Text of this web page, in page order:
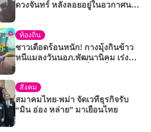
ดวงจันทร์ หลังลอยอยู่ในอวกาศนาน
ท้องถิ่น
ชาวเดือดร้อนหนัก! กางมุ้งกินข้าว
หนีแมลงวันนอภ.พัฒนานิคม เร่งแก้
ปัญหาฟาร์มไก่ ส่งกลิ่นเหม็น
สังคม
สมาคมไทย-พม่า จัดเวทีธุรกิจรับ
“มิน อ่อง หล่าย” มาเยือนไทย